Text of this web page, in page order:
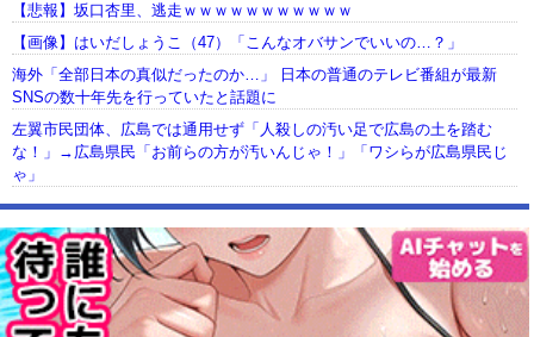
【悲報】坂口杏里、逃走ｗｗｗｗｗｗｗｗｗｗｗ
【画像】はいだしょうこ（47）「こんなオバサンでいいの…？」
海外「全部日本の真似だったのか…」 日本の普通のテレビ番組が最新
SNSの数十年先を行っていたと話題に
左翼市民団体、広島では通用せず「人殺しの汚い足で広島の土を踏む
な！」→広島県民「お前らの方が汚いんじゃ！」「ワシらが広島県民じ
ゃ」
【動画】USJの禁止エリアに子どもたちが続々乱入 → スタッフが注意し
ても止まらない事態に
Powered by livedoor 相互RSS